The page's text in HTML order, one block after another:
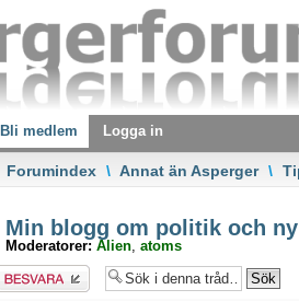
Bli medlem Logga in
Forumindex \ Annat än Asperger \
Min blogg om politik och
Moderatorer: Alien, atoms
Besvara